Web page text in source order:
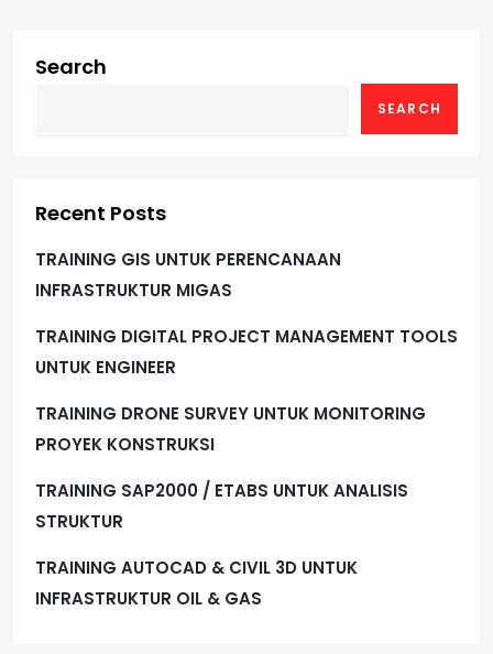
Search
SEARCH
Recent Posts
TRAINING GIS UNTUK PERENCANAAN
INFRASTRUKTUR MIGAS
TRAINING DIGITAL PROJECT MANAGEMENT TOOLS
UNTUK ENGINEER
TRAINING DRONE SURVEY UNTUK MONITORING
PROYEK KONSTRUKSI
TRAINING SAP2000 / ETABS UNTUK ANALISIS
STRUKTUR
TRAINING AUTOCAD & CIVIL 3D UNTUK
INFRASTRUKTUR OIL & GAS